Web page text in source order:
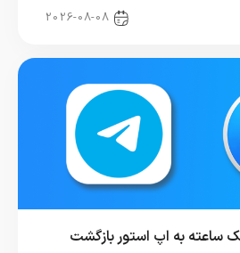
2026-08-08
ساعته به اپ استور بازگشت